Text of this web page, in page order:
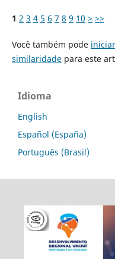
1 2 3 4 5 6 7 8 9 10 > >>
Você também pode
similaridadepara este
Idioma
English
Español (España)
Português (Brasil)